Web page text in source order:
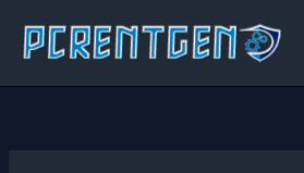
содержимому